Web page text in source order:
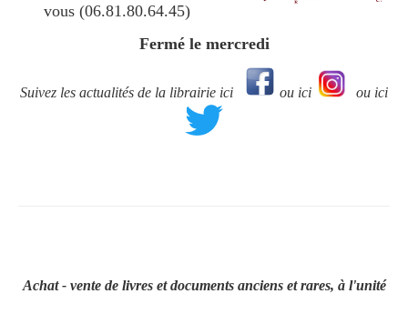
vous (06.81.80.64.45)
Fermé le mercredi
Suivez les actualités de la librairie ici ou ici ou ici
Achat - vente de livres et documents anciens et rares, à l'unité